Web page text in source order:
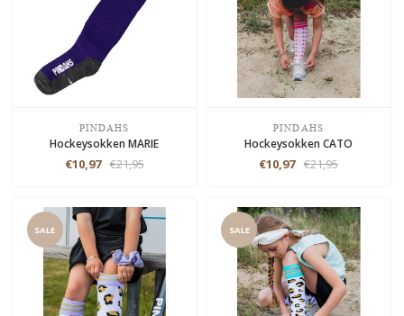
PINDAHS
Hockeysokken MARIE
€10,97 €21,95
PINDAHS
Hockeysokken CATO
€10,97 €21,95
SALE SALE